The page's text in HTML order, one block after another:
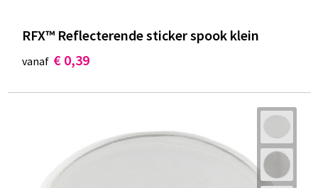
RFX™ Reflecterende sticker spook klein
vanaf € 0,39